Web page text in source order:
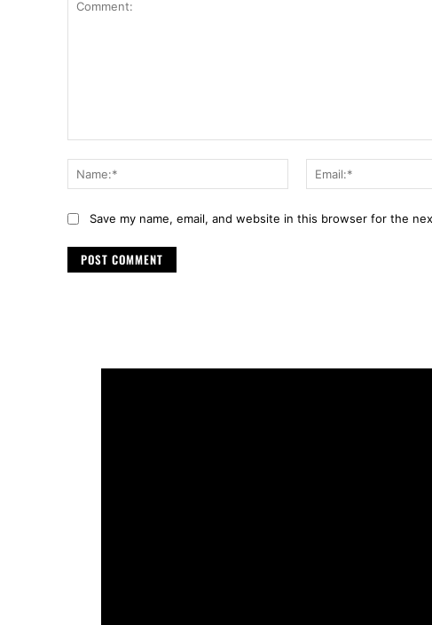
Name:*
Save my name, email, and website in this browser for the